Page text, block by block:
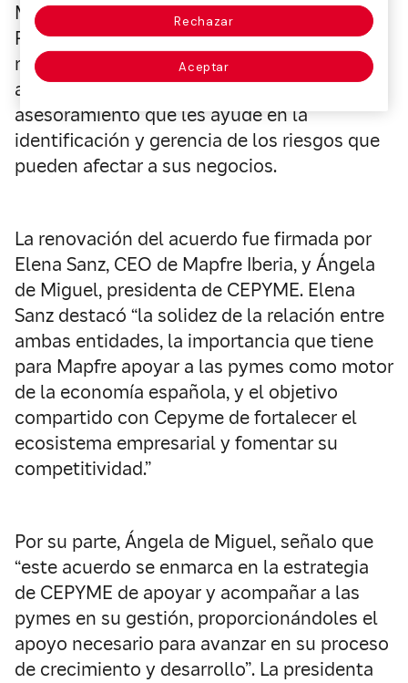
Mapfre y la Confederación Española de la
Pequeña y Mediana Empresa (CEPYME) han
renovado su acuerdo de colaboración para
acompañar a las pymes y facilitarles
asesoramiento que les ayude en la
identificación y gerencia de los riesgos que
pueden afectar a sus negocios.
La renovación del acuerdo fue firmada por
Elena Sanz, CEO de Mapfre Iberia, y Ángela
de Miguel, presidenta de CEPYME. Elena
Sanz destacó “la solidez de la relación entre
ambas entidades, la importancia que tiene
para Mapfre apoyar a las pymes como motor
de la economía española, y el objetivo
compartido con Cepyme de fortalecer el
ecosistema empresarial y fomentar su
competitividad.”
Por su parte, Ángela de Miguel, señalo que
“este acuerdo se enmarca en la estrategia
de CEPYME de apoyar y acompañar a las
pymes en su gestión, proporcionándoles el
apoyo necesario para avanzar en su proceso
de crecimiento y desarrollo”. La presidenta
Rechazar
Aceptar